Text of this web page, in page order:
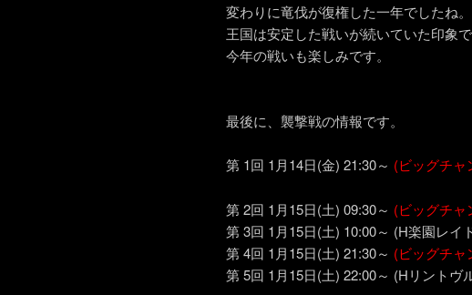
変わりに竜伐が復権した一年でしたね。
王国は安定した戦いが続いていた印象で
今年の戦いも楽しみです。
最後に、襲撃戦の情報です。
第 1回 1月14日(金) 21:30～ (ビッグチャ
第 2回 1月15日(土) 09:30～ (ビッグチャ
第 3回 1月15日(土) 10:00～ (H楽園レイ
第 4回 1月15日(土) 21:30～ (ビッグチャ
第 5回 1月15日(土) 22:00～ (Hリントヴ